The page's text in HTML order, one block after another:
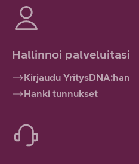
Hallinnoi palveluitasi
Kirjaudu YritysDNA:han
Hanki tunnukset